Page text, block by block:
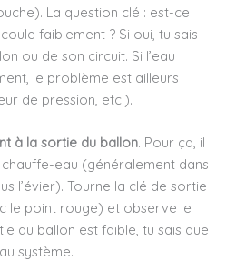
La question clé : est-ce
coule faiblement ? Si oui, tu sais
ou de son circuit. Si l’eau
le problème est ailleurs
de pression, etc.).
à la sortie du ballon. Pour ça, il
eau (généralement dans
l’évier). Tourne la clé de sortie
le point rouge) et observe le
du ballon est faible, tu sais que
système.